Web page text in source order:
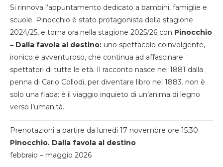
Si rinnova l’appuntamento dedicato a bambini, famiglie e
scuole. Pinocchio è stato protagonista della stagione
2024/25, e torna ora nella stagione 2025/26 con Pinocchio
– Dalla favola al destino: uno spettacolo coinvolgente,
ironico e avventuroso, che continua ad affascinare
spettatori di tutte le età. Il racconto nasce nel 1881 dalla
penna di Carlo Collodi, per diventare libro nel 1883. non è
solo una fiaba: è il viaggio inquieto di un’anima di legno
verso l’umanità.
Prenotazioni a partire da lunedi 17 novembre ore 15.30
Pinocchio. Dalla favola al destino
febbraio – maggio 2026